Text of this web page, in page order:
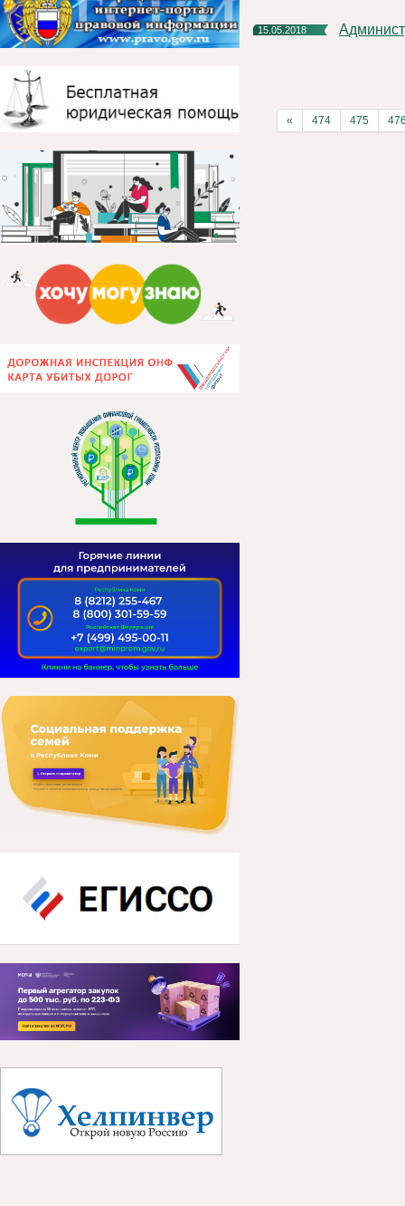
15.05.2018
« 474 475